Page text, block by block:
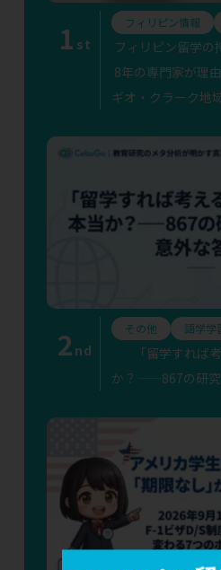
1 st
フィリピン情報
フィリピン留学の
8年の専門家が理
ギオ・クラーク地
2 nd
その他 語学学
「留学すれば
か？——867の研究